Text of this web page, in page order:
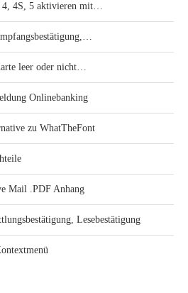
4, 4S, 5 aktivieren mit…
leer oder nicht…
Onlinebanking
zu WhatTheFont
Mail .PDF Anhang
Lesebestätigung